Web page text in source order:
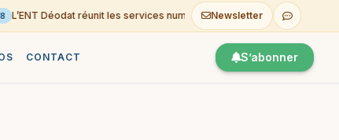
Déodat réunit les services numériques du Lycée 06-08
Newsletter
CONTACT S’abonner